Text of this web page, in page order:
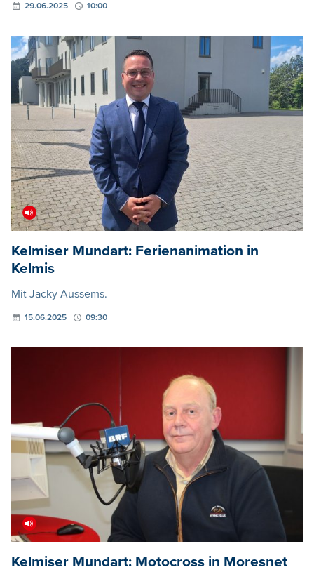
29.06.2025 10:00
Kelmiser Mundart: Ferienanimation in
Kelmis
Mit Jacky Aussems.
15.06.2025 09:30
Kelmiser Mundart: Motocross in Moresnet